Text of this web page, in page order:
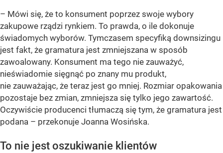
– Mówi się, że to konsument poprzez swoje wybory
zakupowe rządzi rynkiem. To prawda, o ile dokonuje
świadomych wyborów. Tymczasem specyfiką downsizingu
jest fakt, że gramatura jest zmniejszana w sposób
zawoalowany. Konsument ma tego nie zauważyć,
nieświadomie sięgnąć po znany mu produkt,
nie zauważając, że teraz jest go mniej. Rozmiar opakowania
pozostaje bez zmian, zmniejsza się tylko jego zawartość.
Oczywiście producenci tłumaczą się tym, że gramatura jest
podana – przekonuje Joanna Wosińska.
To nie jest oszukiwanie klientów